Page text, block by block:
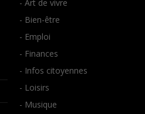
- Art de vivre
- Bien-être
- Emploi
- Finances
- Infos citoyennes
- Loisirs
- Musique